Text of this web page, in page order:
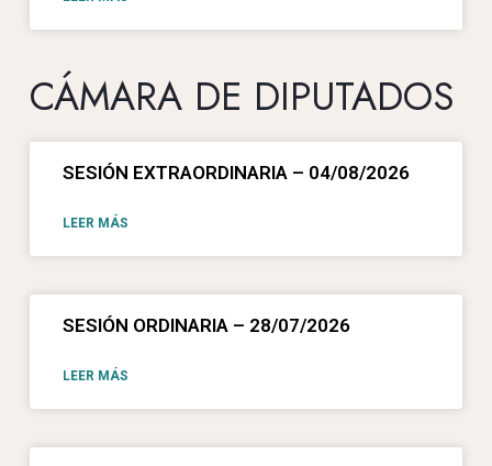
CÁMARA DE DIPUTADOS
SESIÓN EXTRAORDINARIA – 04/08/2026
LEER MÁS
SESIÓN ORDINARIA – 28/07/2026
LEER MÁS